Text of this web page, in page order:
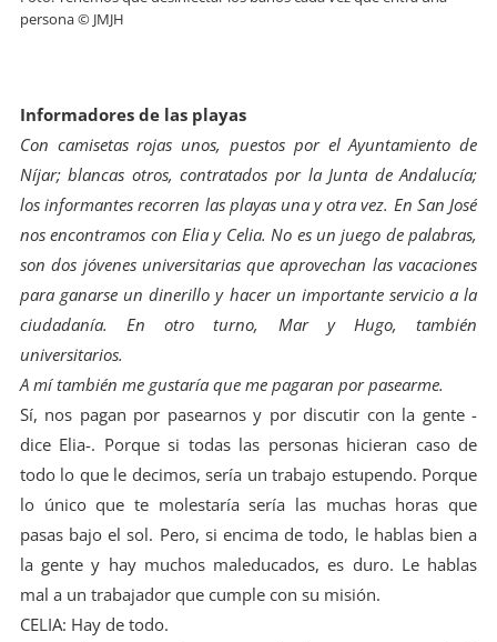
persona © JMJH
Informadores de las playas
Con camisetas rojas unos, puestos por el Ayuntamiento de
Níjar; blancas otros, contratados por la Junta de Andalucía;
los informantes recorren las playas una y otra vez. En San José
nos encontramos con Elia y Celia. No es un juego de palabras,
son dos jóvenes universitarias que aprovechan las vacaciones
para ganarse un dinerillo y hacer un importante servicio a la
ciudadanía. En otro turno, Mar y Hugo, también
universitarios.
A mí también me gustaría que me pagaran por pasearme.
Sí, nos pagan por pasearnos y por discutir con la gente -
dice Elia-. Porque si todas las personas hicieran caso de
todo lo que le decimos, sería un trabajo estupendo. Porque
lo único que te molestaría sería las muchas horas que
pasas bajo el sol. Pero, si encima de todo, le hablas bien a
la gente y hay muchos maleducados, es duro. Le hablas
mal a un trabajador que cumple con su misión.
CELIA: Hay de todo.